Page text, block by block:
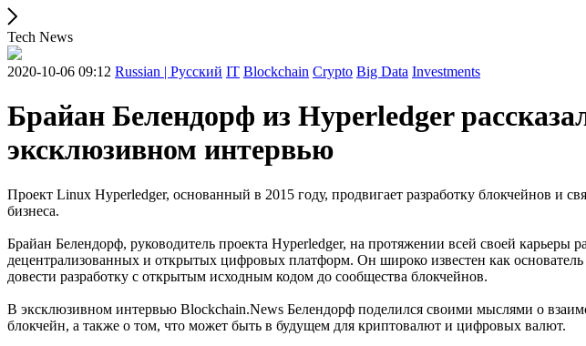
Tech News
2020-10-06 09:12 Russian | Русский IT Blockchain Crypto Big Data Investments
Брайан Белендорф из Hyperledger
эксклюзивном интервью
Проект Linux Hyperledger, основанный в 2015 году, продвигает разработку блокчейнов и
бизнеса.
Брайан Белендорф, руководитель проекта Hyperledger, на протяжении всей своей
децентрализованных и открытых цифровых платформ. Он широко известен как
довести разработку с открытым исходным кодом до сообщества блокчейнов.
В эксклюзивном интервью Blockchain.News Белендорф поделился своими мыслями о
блокчейн, а также о том, что может быть в будущем для криптовалют и цифровых валют.